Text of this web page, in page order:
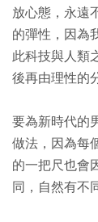
放心態，永遠
的彈性，因為
此科技與人類
後再由理性的
要為新時代的
做法，因為每
的一把尺也會
同，自然有不